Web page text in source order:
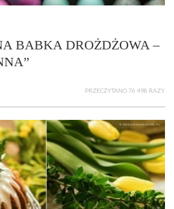
BABKA DROŻDŻOWA –
PRZECZYTANO 76 498 RAZY